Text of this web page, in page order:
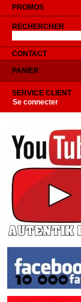
PROMOS
RECHERCHER
CONTACT
PANIER
SERVICE CLIENT
Se connecter